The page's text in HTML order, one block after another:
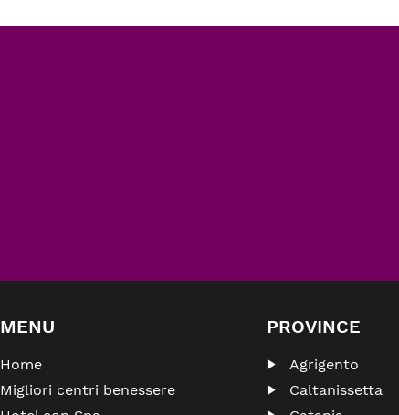
MENU
Home
Migliori centri benessere
PROVINCE
Agrigento
Caltanissetta